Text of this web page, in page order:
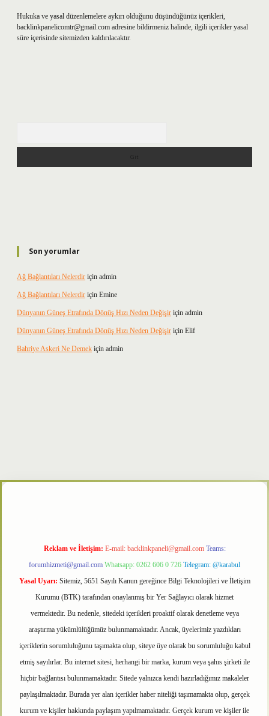
Hukuka ve yasal düzenlemelere aykırı olduğunu düşündüğünüz içerikleri,
backlinkpanelicomtr@gmail.com adresine bildirmeniz halinde, ilgili içerikler yasal
süre içerisinde sitemizden kaldırılacaktır.
Son yorumlar
Ağ Bağlantıları Nelerdir için admin
Ağ Bağlantıları Nelerdir için Emine
Dünyanın Güneş Etrafında Dönüş Hızı Neden Değişir için admin
Dünyanın Güneş Etrafında Dönüş Hızı Neden Değişir için Elif
Bahriye Askeri Ne Demek için admin
Reklam ve İletişim: E-mail: backlinkpaneli@gmail.com Teams:
forumhizmeti@gmail.com Whatsapp: 0262 606 0 726 Telegram: @karabul
Yasal Uyarı: Sitemiz, 5651 Sayılı Kanun gereğince Bilgi Teknolojileri ve İletişim
Kurumu (BTK) tarafından onaylanmış bir Yer Sağlayıcı olarak hizmet
vermektedir. Bu nedenle, sitedeki içerikleri proaktif olarak denetleme veya
araştırma yükümlülüğümüz bulunmamaktadır. Ancak, üyelerimiz yazdıkları
içeriklerin sorumluluğunu taşımakta olup, siteye üye olarak bu sorumluluğu kabul
etmiş sayılırlar. Bu internet sitesi, herhangi bir marka, kurum veya şahıs şirketi ile
hiçbir bağlantısı bulunmamaktadır. Sitede yalnızca kendi hazırladığımız makaleler
paylaşılmaktadır. Burada yer alan içerikler haber niteliği taşımamakta olup, gerçek
kurum ve kişiler hakkında paylaşım yapılmamaktadır. Gerçek kurum ve kişiler ile